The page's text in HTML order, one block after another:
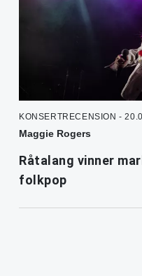
KONSERTRECENSION -
Maggie Rogers
Råtalang vinner
folkpop